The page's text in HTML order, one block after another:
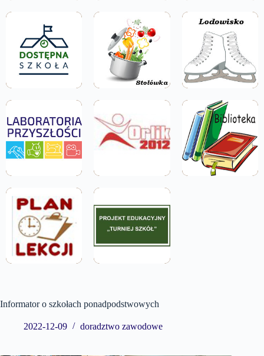
Informator o szkołach ponadpodstwowych
2022-12-09 doradztwo zawodowe